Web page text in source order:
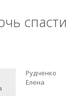
спасти
Рудченко
Елена